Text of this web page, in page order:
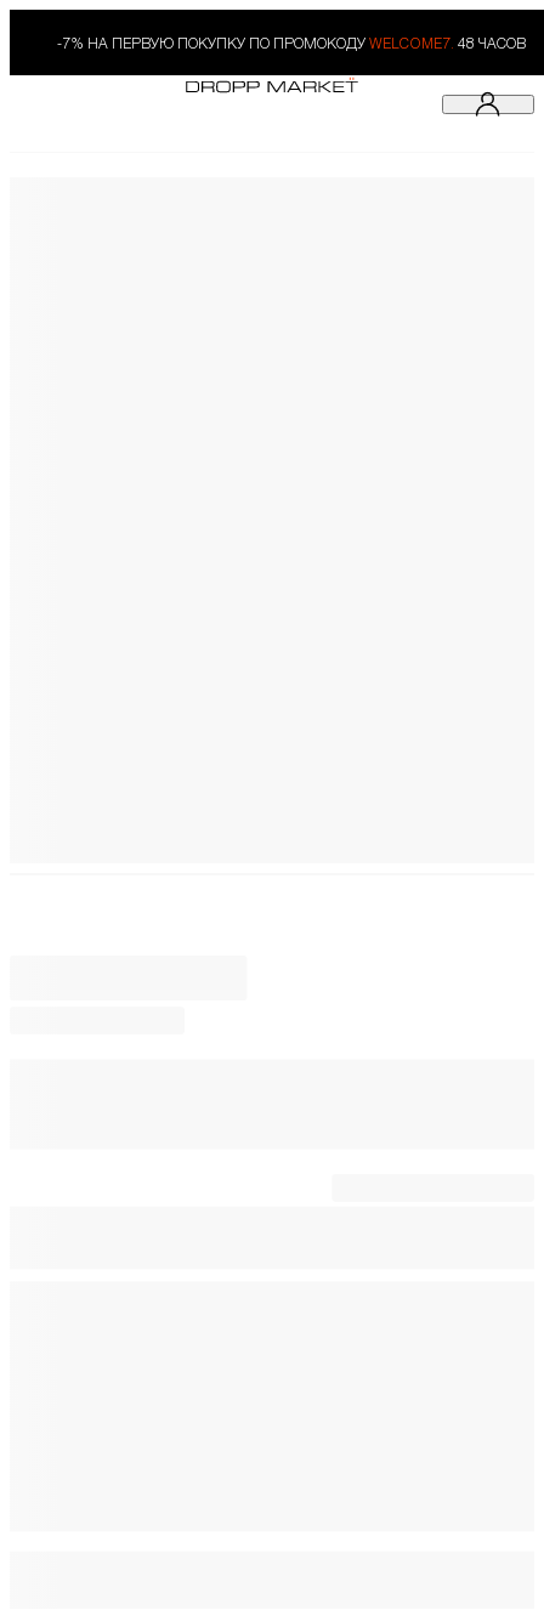
-7% НА ПЕРВУЮ ПОКУПКУ ПО ПРОМОКОДУ WELCOME7. 48 ЧАСОВ